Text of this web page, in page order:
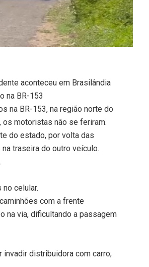
aconteceu em Brasilândia
na BR-153
na BR-153, na região norte do
os motoristas não se feriram.
do estado, por volta das
traseira do outro veículo.
celular.
com a frente
na via, dificultando a passagem
distribuidora com carro;